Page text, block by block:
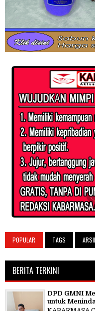
POPULAR TAGS
BERITA TERKINI
DPD GMNI
untuk